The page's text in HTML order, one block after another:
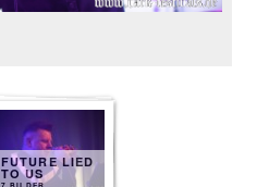
FUTURE LIED
TO US
7 BILDER